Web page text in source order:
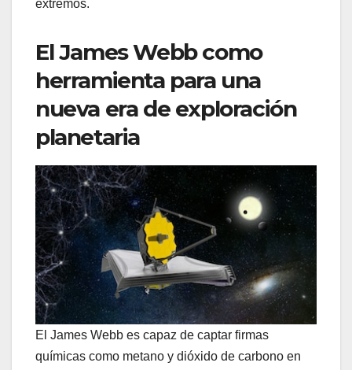
extremos.
El James Webb como
herramienta para una
nueva era de exploración
planetaria
El James Webb es capaz de captar firmas
químicas como metano y dióxido de carbono en